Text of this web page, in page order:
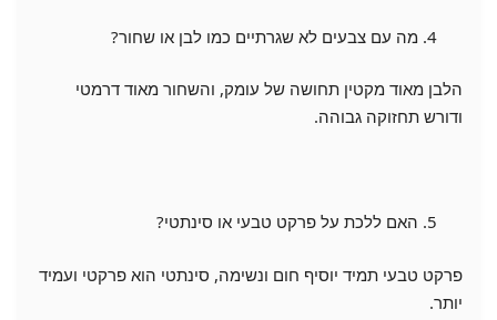
מה עם צבעים לא שגרתיים כמו לבן או שחור?
הלבן מאוד מקטין תחושה של עומק, והשחור מאוד דרמטי
ודורש תחזוקה גבוהה.
האם ללכת על פרקט טבעי או סינתטי?
פרקט טבעי תמיד יוסיף חום ונשימה, סינתטי הוא פרקטי ועמיד
יותר.